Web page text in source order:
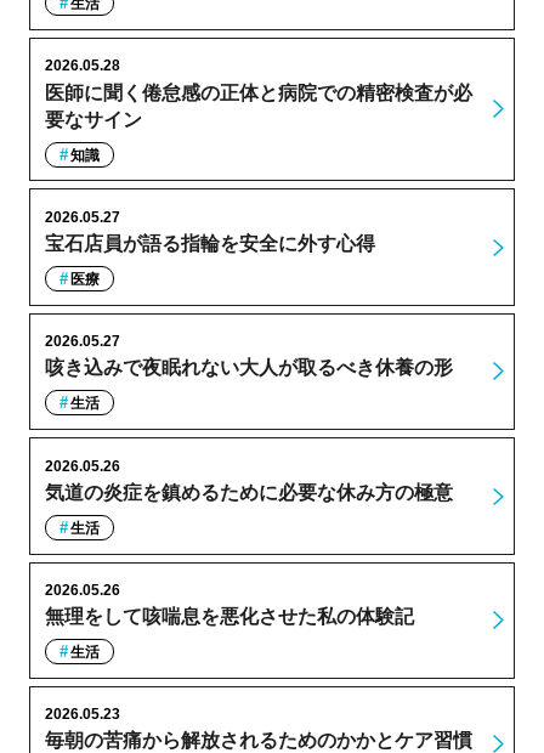
生活
医師に聞く倦怠感の正体と病院での精密検査が必
要なサイン
2026.05.28
知識
宝石店員が語る指輪を安全に外す心得
2026.05.27
医療
咳き込みで夜眠れない大人が取るべき休養の形
2026.05.27
生活
気道の炎症を鎮めるために必要な休み方の極意
2026.05.26
生活
無理をして咳喘息を悪化させた私の体験記
2026.05.26
生活
毎朝の苦痛から解放されるためのかかとケア習慣
2026.05.23